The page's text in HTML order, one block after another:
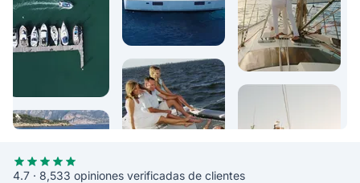
4.7 · 8,533 opiniones verificadas de clientes